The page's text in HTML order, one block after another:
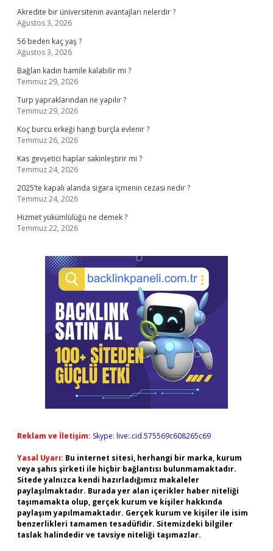
Akredite bir üniversitenin avantajları nelerdir ?
Ağustos 3, 2026
56 beden kaç yaş ?
Ağustos 3, 2026
Bağlan kadın hamile kalabilir mi ?
Temmuz 29, 2026
Turp yapraklarından ne yapılır ?
Temmuz 29, 2026
Koç burcu erkeği hangi burçla evlenir ?
Temmuz 26, 2026
Kas gevşetici haplar sakinleştirir mi ?
Temmuz 24, 2026
2025’te kapalı alanda sigara içmenin cezası nedir ?
Temmuz 24, 2026
Hizmet yükümlülüğü ne demek ?
Temmuz 22, 2026
Reklam ve İletişim: Skype: live:.cid.575569c608265c69
Yasal Uyarı: Bu internet sitesi, herhangi bir marka, kurum
veya şahıs şirketi ile hiçbir bağlantısı bulunmamaktadır.
Sitede yalnızca kendi hazırladığımız makaleler
paylaşılmaktadır. Burada yer alan içerikler haber niteliği
taşımamakta olup, gerçek kurum ve kişiler hakkında
paylaşım yapılmamaktadır. Gerçek kurum ve kişiler ile isim
benzerlikleri tamamen tesadüfidir. Sitemizdeki bilgiler
taslak halindedir ve tavsiye niteliği taşımazlar.